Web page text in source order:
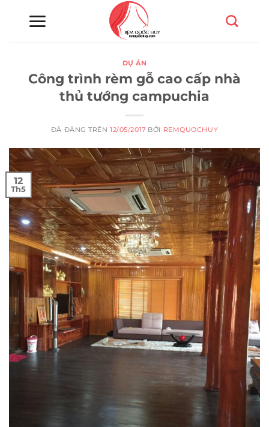
DỰ ÁN
Công trình rèm gỗ cao cấp nhà
thủ tướng campuchia
ĐÃ ĐĂNG TRÊN12/05/2017 BỞI REMQUOCHUY
12
Th5